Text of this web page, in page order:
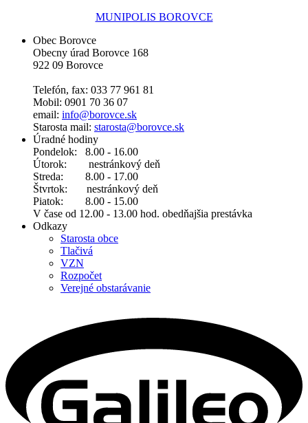
MUNIPOLIS BOROVCE
Obec Borovce
Obecny úrad Borovce 168
922 09 Borovce
Telefón, fax: 033 77 961 81
Mobil: 0901 70 36 07
email: info@borovce.sk
Starosta mail: starosta@borovce.sk
Úradné hodiny
Pondelok: 8.00 - 16.00
Útorok: nestránkový deň
Streda: 8.00 - 17.00
Štvrtok: nestránkový deň
Piatok: 8.00 - 15.00
V čase od 12.00 - 13.00 hod. obedňajšia prestávka
Odkazy
Starosta obce
Tlačivá
VZN
Rozpočet
Verejné obstarávanie